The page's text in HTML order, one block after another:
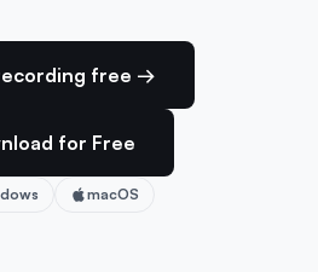
free →
for Free
macOS